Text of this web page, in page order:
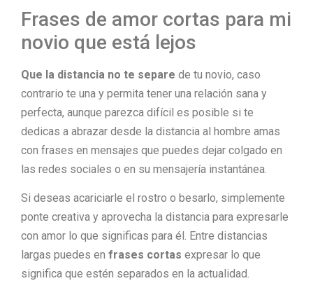
Frases de amor cortas para mi
novio que está lejos
Que la distancia no te separe de tu novio, caso
contrario te una y permita tener una relación sana y
perfecta, aunque parezca difícil es posible si te
dedicas a abrazar desde la distancia al hombre amas
con frases en mensajes que puedes dejar colgado en
las redes sociales o en su mensajería instantánea.
Si deseas acariciarle el rostro o besarlo, simplemente
ponte creativa y aprovecha la distancia para expresarle
con amor lo que significas para él. Entre distancias
largas puedes en frases cortas expresar lo que
significa que estén separados en la actualidad.